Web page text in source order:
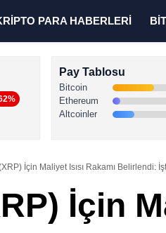
PARA HABERLERİ
Pay Tablosu
Bitcoin
Ethereum
Altcoinler
İçin Maliyet Isısı Rakamı Belirlendi:
İçin